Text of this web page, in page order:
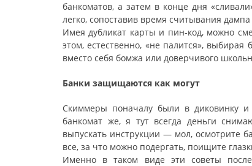
банкоматов, а затем в конце дня
легко, сопоставив время считывания
Имея дубликат карты и пин-код, можно
этом, естественно, «не палится»,
вместо себя бомжа или доверчивого
Банки защищаются как могут
Скиммеры поначалу были в диковинку и
банкомат же, я тут всегда деньги
выпускать инструкции — мол, осмотрите
все, за что можно подергать, поищите
Именно в таком виде эти советы